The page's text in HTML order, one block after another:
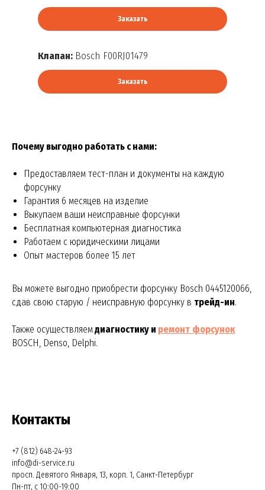
Клапан: Bosch F00RJ01479
Заказать
Заказать
Почему выгодно работать с нами:
Предоставляем тест-план и документы на каждую
форсунку
Гарантия 6 месяцев на изделие
Выкупаем ваши неисправные форсунки
Бесплатная компьютерная диагностика
Работаем с юридическими лицами
Опыт мастеров более 15 лет
Вы можете выгодно приобрести форсунку Bosch 0445120066,
сдав свою старую / неисправную форсунку в трейд-ин.
Также осуществляемдиагностику и ремонт форсунок
BOSCH, Denso, Delphi.
Контакты
+7 (812) 648-24-93
info@di-service.ru
просп. Девятого Января, 13, корп. 1, Санкт-Петербург
Пн-пт, с 10:00-19:00